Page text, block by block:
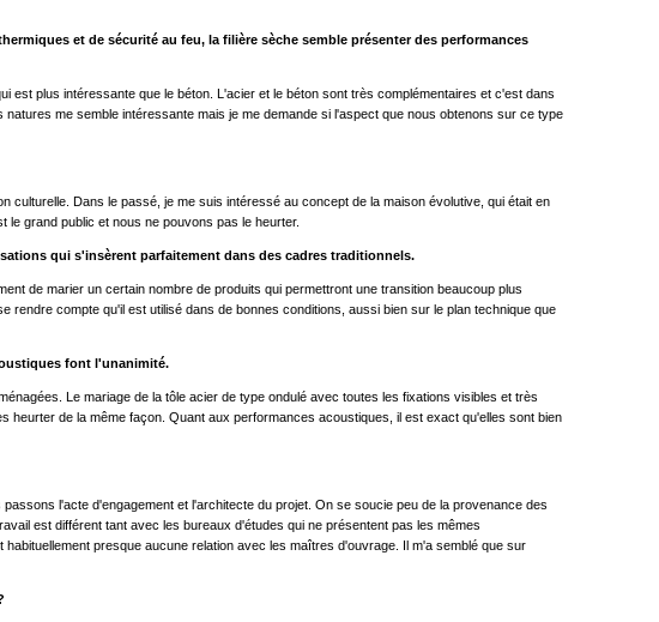
et de sécurité au feu, la filière sèche semble présenter des performances
plus intéressante que le béton. L'acier et le béton sont très complémentaires et c'est dans
me semble intéressante mais je me demande si l'aspect que nous obtenons sur ce type
Dans le passé, je me suis intéressé au concept de la maison évolutive, qui était en
le grand public et nous ne pouvons pas le heurter.
qui s'insèrent parfaitement dans des cadres traditionnels.
de marier un certain nombre de produits qui permettront une transition beaucoup plus
compte qu'il est utilisé dans de bonnes conditions, aussi bien sur le plan technique que
font l'unanimité.
Le mariage de la tôle acier de type ondulé avec toutes les fixations visibles et très
de la même façon. Quant aux performances acoustiques, il est exact qu'elles sont bien
l'acte d'engagement et l'architecte du projet. On se soucie peu de la provenance des
est différent tant avec les bureaux d'études qui ne présentent pas les mêmes
presque aucune relation avec les maîtres d'ouvrage. Il m'a semblé que sur